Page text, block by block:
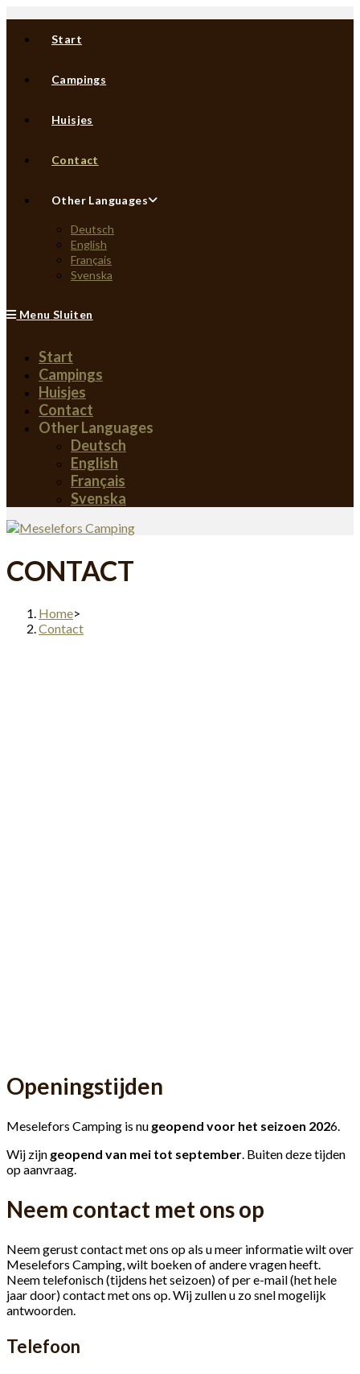
inhoud
Start
Campings
Huisjes
Contact
Other Languages
Deutsch
English
Français
Svenska
Menu Sluiten
Start
Campings
Huisjes
Contact
Other Languages
Deutsch
English
Français
Svenska
CONTACT
Home>
Contact
Openingstijden
Meselefors Camping is nu geopend voor het seizoen 2026.
Wij zijn geopend van mei tot september. Buiten deze tijden
op aanvraag.
Neem contact met ons op
Neem gerust contact met ons op als u meer informatie wilt over
Meselefors Camping, wilt boeken of andere vragen heeft.
Neem telefonisch (tijdens het seizoen) of per e-mail (het hele
jaar door) contact met ons op. Wij zullen u zo snel mogelijk
antwoorden.
Telefoon